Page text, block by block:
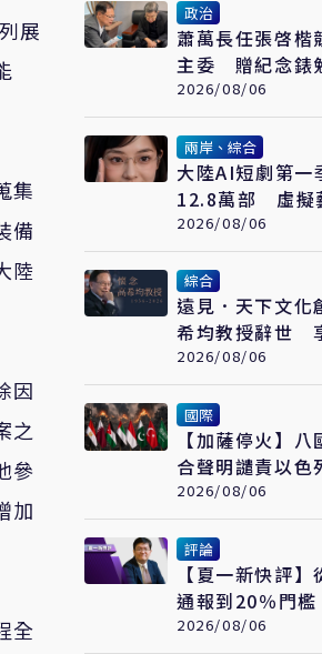
展
集
備
陸
因
之
參
加
全
政治
蕭萬長任張啓楷
主委 贈紀念錶
時間、認真打拚」
2026/08/06
兩岸、綜合
大陸AI短劇第一
12.8萬部 虛擬
桃子」接拍美瞳
2026/08/06
綜合
遠見．天下文化
希均教授辭世
歲
2026/08/06
國際
【加薩停火】
合聲明譴責以
加薩政治進程恐
2026/08/06
評論
【夏一新快評
通報到20％門
食安到底有幾套
2026/08/06